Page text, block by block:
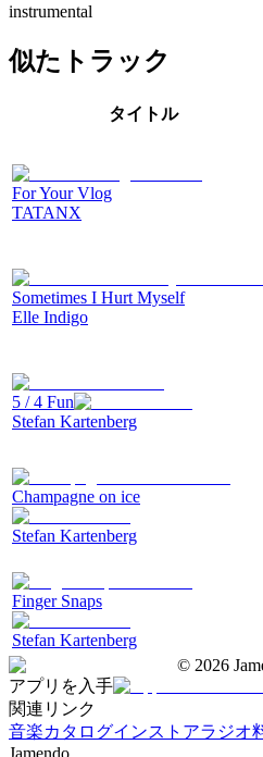
instrumental
似たトラック
タイトル
For Your Vlog
TATANX
Sometimes I Hurt Myself
Elle Indigo
5 / 4 Fun
Stefan Kartenberg
Champagne on ice
Stefan Kartenberg
Finger Snaps
Stefan Kartenberg
© 2026
アプリを入手
関連リンク
音楽カタログインストアラジオ
Jamendo